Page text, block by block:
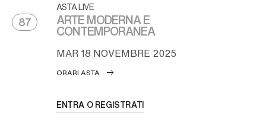
87
ASTA LIVE
ARTE MODERNA E
CONTEMPORANEA
MAR18 NOVEMBRE 2025
ORARI ASTA
ENTRA O REGISTRATI